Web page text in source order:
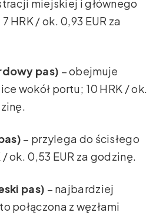
miejskiej i głównego
HRK / ok. 0,93 EUR za
pas) – obejmuje
wokół portu; 10 HRK / ok.
– przylega do ścisłego
ok. 0,53 EUR za godzinę.
pas) – najbardziej
połączona z węzłami